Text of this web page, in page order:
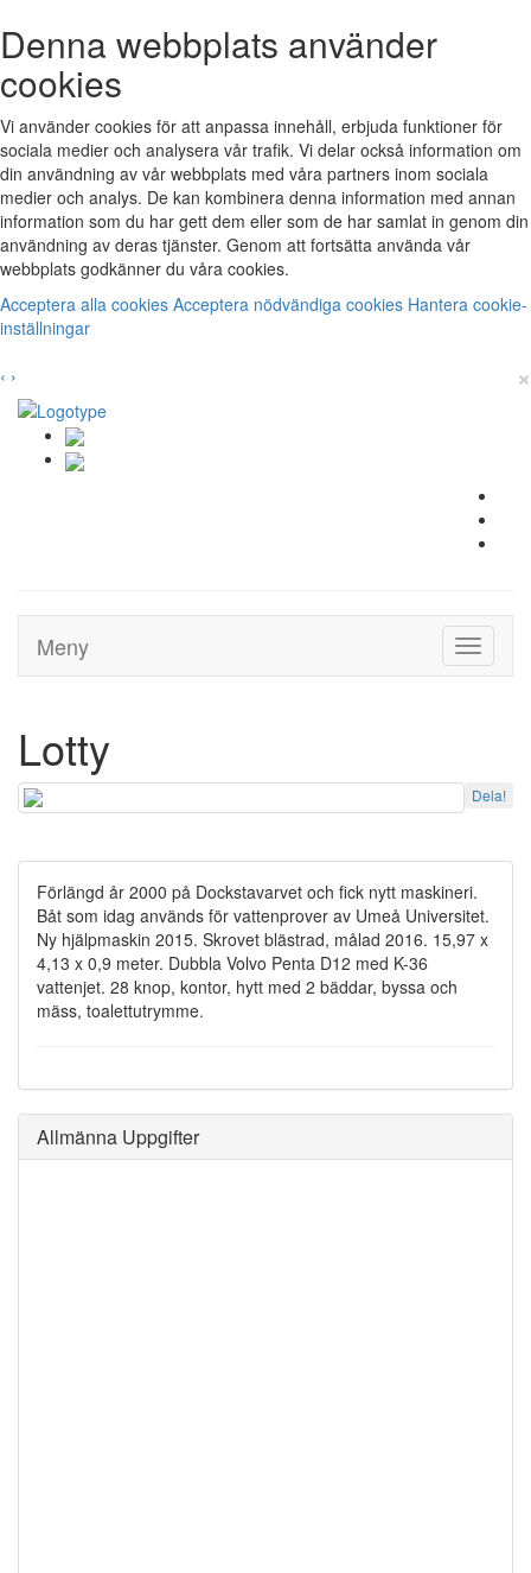
Denna webbplats använder
cookies
Vi använder cookies för att anpassa innehåll, erbjuda funktioner för
sociala medier och analysera vår trafik. Vi delar också information om
din användning av vår webbplats med våra partners inom sociala
medier och analys. De kan kombinera denna information med annan
information som du har gett dem eller som de har samlat in genom din
användning av deras tjänster. Genom att fortsätta använda vår
webbplats godkänner du våra cookies.
Acceptera alla cookies Acceptera nödvändiga cookies Hantera cookie-
inställningar
‹ › ×
Toggle
Meny
Lotty
Dela!
Förlängd år 2000 på Dockstavarvet och fick nytt maskineri.
Båt som idag används för vattenprover av Umeå Universitet.
Ny hjälpmaskin 2015. Skrovet blästrad, målad 2016. 15,97 x
4,13 x 0,9 meter. Dubbla Volvo Penta D12 med K-36
vattenjet. 28 knop, kontor, hytt med 2 bäddar, byssa och
mäss, toalettutrymme.
Allmänna Uppgifter